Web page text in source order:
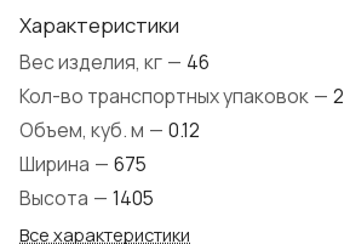
Характеристики
Вес изделия, кг — 46
Кол-во транспортных упаковок — 2
Объем, куб. м — 0.12
Ширина — 675
Высота — 1405
Все характеристики